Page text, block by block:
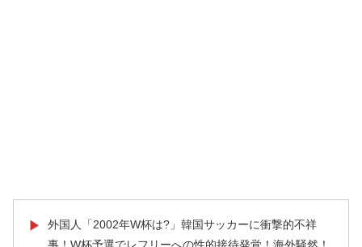
▶
外国人「2002年W杯は?」韓国サッカーに衝撃的不祥